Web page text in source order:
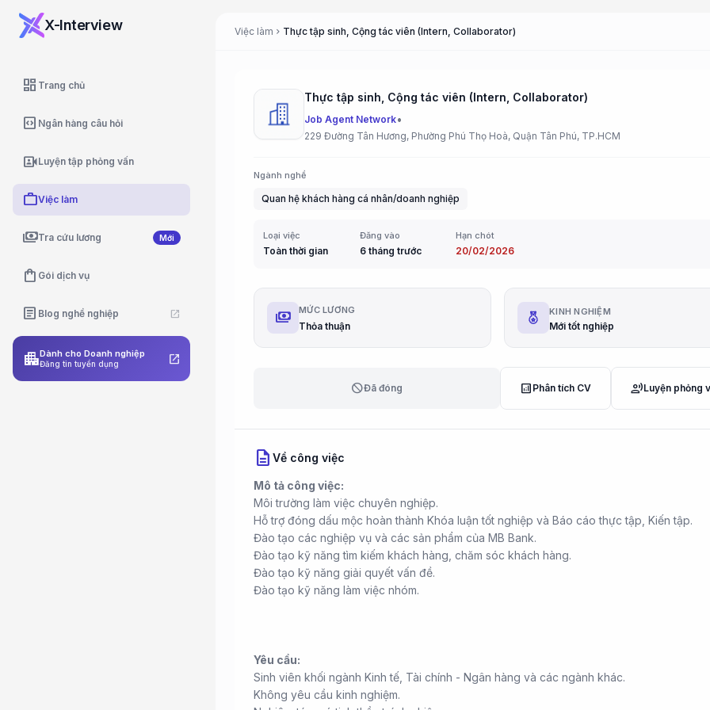
X-Interview
dashboard Trang chủ
code_blocks Ngân hàng câu hỏi
video_camera_frontLuyện tập phỏng vấn
workViệc làm
paymentsTra cứu lương Mới
shopping_bag Gói dịch vụ
article Blog nghề nghiệp open_in_new
apartmentDành cho Doanh nghiệp
Đăng tin tuyển dụng open_in_new
Việc làm chevron_right Thực tập sinh, Cộng tác viên (Intern, Collaborator)
Thực tập sinh, Cộng tác viên (Intern, Collaborator)
Job Agent Network•
229 Đường Tân Hương, Phường Phú Thọ Hoà, Quận Tân Phú, TP.HCM
Ngành nghề
Quan hệ khách hàng cá nhân/doanh nghiệp
Loại việc
Toàn thời gian
Đăng vào
6 tháng trước
Hạn chót
20/02/2026
payments MỨC LƯƠNG
Thỏa thuận
KINH NGHIỆM
Mới tốt nghiệp
blockĐã đóng analytics Phân tích CV record_voice_overLuyện phỏng
description Về công việc
Mô tả công việc:
Môi trường làm việc chuyên nghiệp.
Hỗ trợ đóng dấu mộc hoàn thành Khóa luận tốt nghiệp và Báo cáo thực tập, Kiến tập.
Đào tạo các nghiệp vụ và các sản phẩm của MB Bank.
Đào tạo kỹ năng tìm kiếm khách hàng, chăm sóc khách hàng.
Đào tạo kỹ năng giải quyết vấn đề.
Đào tạo kỹ năng làm việc nhóm.
Yêu cầu:
Sinh viên khối ngành Kinh tế, Tài chính - Ngân hàng và các ngành khác.
Không yêu cầu kinh nghiệm.